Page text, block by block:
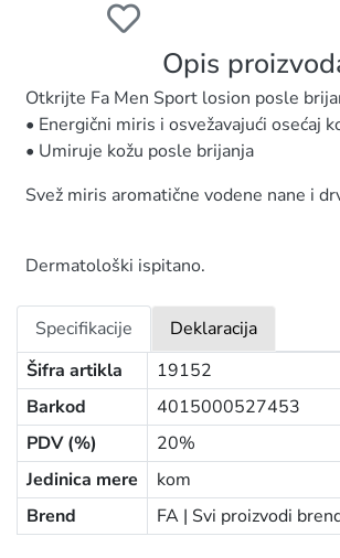
Opis
Otkrijte Fa Men Sport losion posle
• Energični miris i osvežavajući osećaj
• Umiruje kožu posle brijanja
Svež miris aromatične vodene nane i
Dermatološki ispitano.
Specifikacije
Deklaracija
Šifra artikla
19152
Barkod
4015000527453
PDV (%)
20%
Jedinica mere
kom
Brend
FA | Svi proizvodi